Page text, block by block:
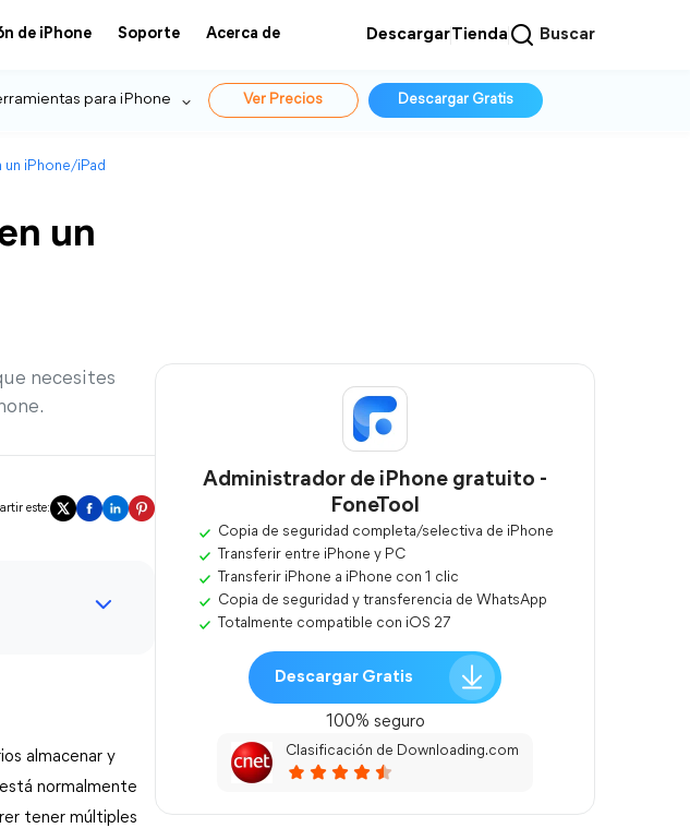
de iPhone Soporte Acerca de DescargarTienda Buscar
para iPhone Ver Precios Descargar Gratis
iPhone/iPad
un
necesites
este:
almacenar y
normalmente
tener múltiples
Administrador de iPhone gratuito -
FoneTool
Copia de seguridad completa/selectiva de iPhone
Transferir entre iPhone y PC
Transferir iPhone a iPhone con 1 clic
Copia de seguridad y transferencia de WhatsApp
Totalmente compatible con iOS 27
Descargar Gratis
100% seguro
Clasificación de Downloading.com